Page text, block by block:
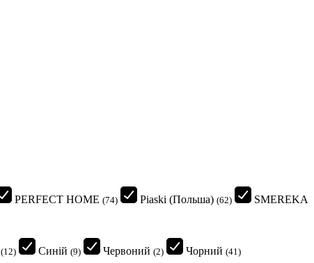
PERFECT HOME (74) Piaski (Польша) (62) SMEREKA
(12) Синій (9) Червоний (2) Чорний (41)